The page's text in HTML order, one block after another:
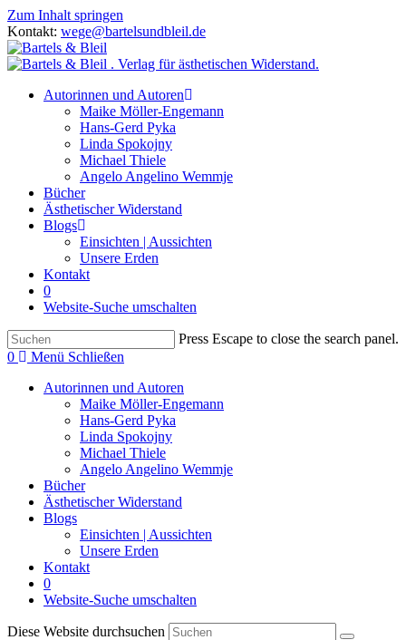
Zum Inhalt springen
Kontakt: wege@bartelsundbleil.de
Autorinnen und Autoren
Maike Möller-Engemann
Hans-Gerd Pyka
Linda Spokojny
Michael Thiele
Angelo Angelino Wemmje
Bücher
Ästhetischer Widerstand
Blogs
Einsichten | Aussichten
Unsere Erden
Kontakt
0
Website-Suche umschalten
Press Escape to close the search panel.
0
Menü Schließen
Autorinnen und Autoren
Maike Möller-Engemann
Hans-Gerd Pyka
Linda Spokojny
Michael Thiele
Angelo Angelino Wemmje
Bücher
Ästhetischer Widerstand
Blogs
Einsichten | Aussichten
Unsere Erden
Kontakt
0
Website-Suche umschalten
Diese Website durchsuchen